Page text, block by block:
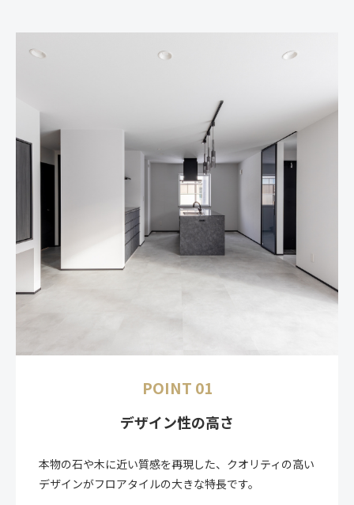
POINT 01
デザイン性の高さ
本物の石や木に近い質感を再現した、クオリティの高い
デザインがフロアタイルの大きな特長です。